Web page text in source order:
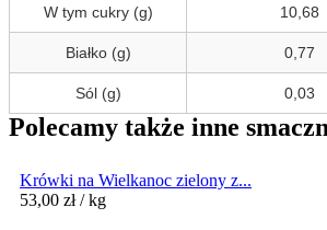
W tym cukry (g) 10,68
Białko (g) 0,77
Sól (g) 0,03
Polecamy także inne
Krówki na Wielkanoc zielony z...
53,00 zł / kg